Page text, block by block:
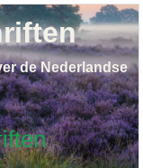
de Nederlandse